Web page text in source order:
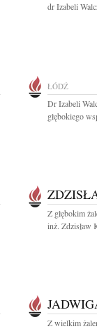
dr Izabeli
ŁÓDŹ
Dr Izabeli
głębokiego
Z głębokim
inż. Zdzisław
Z wielkim